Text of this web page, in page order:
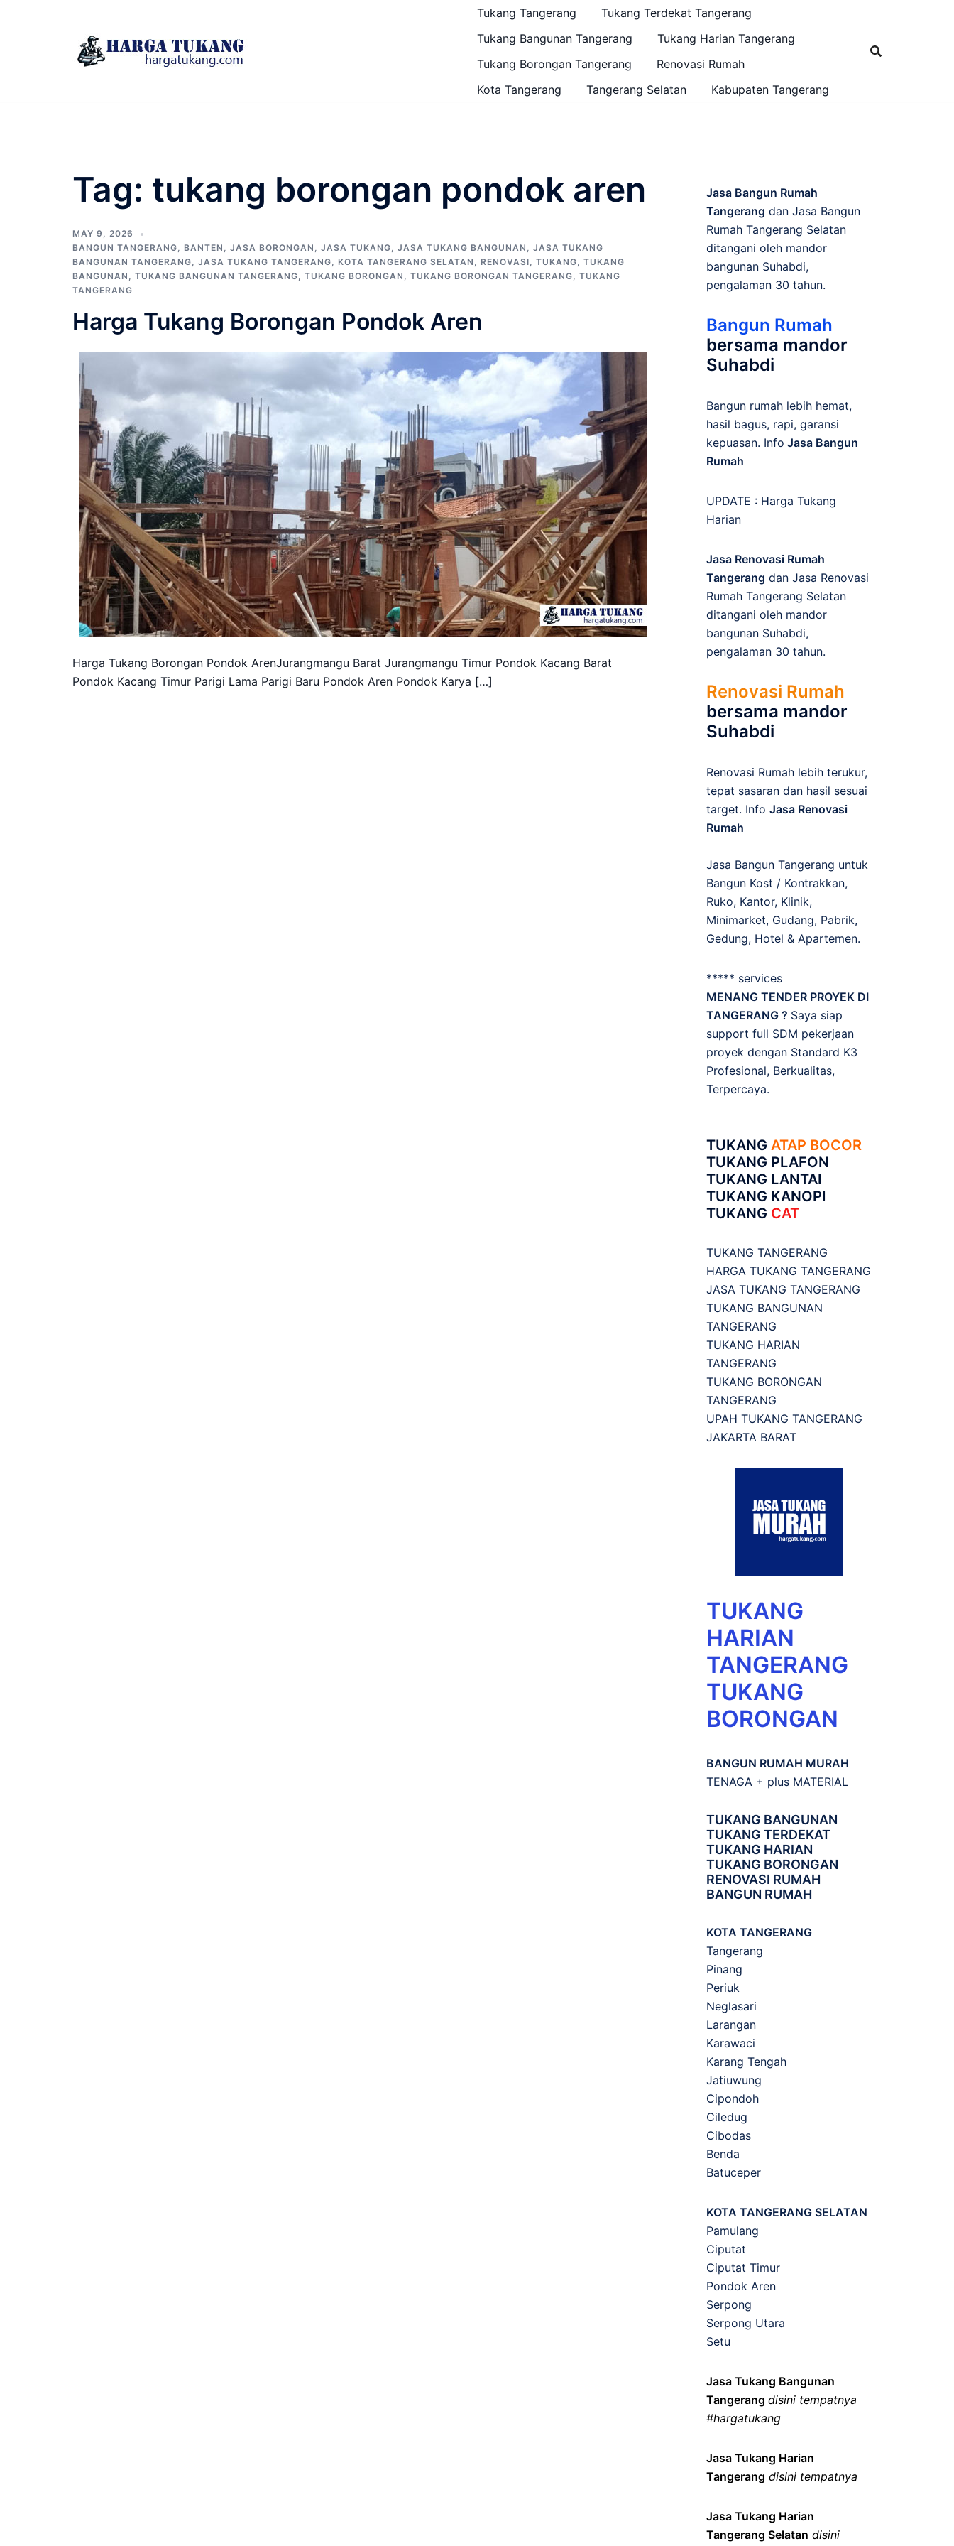
Tukang Tangerang
Tukang Terdekat Tangerang
Tukang Bangunan Tangerang
Tukang Harian Tangerang
Tukang Borongan Tangerang
Renovasi Rumah
Kota Tangerang
Tangerang Selatan Kabupaten Tangerang
Tag: tukang borongan pondok aren
MAY 9, 2026
BANGUN TANGERANG, BANTEN , JASA BORONGAN , JASA TUKANG, JASA TUKANG BANGUNAN , JASA TUKANG
BANGUNAN TANGERANG, JASA TUKANG TANGERANG, KOTA TANGERANG SELATAN , RENOVASI, TUKANG, TUKANG
BANGUNAN , TUKANG BANGUNAN TANGERANG, TUKANG BORONGAN , TUKANG BORONGAN TANGERANG, TUKANG
TANGERANG
Harga Tukang Borongan Pondok Aren
Harga Tukang Borongan Pondok ArenJurangmangu Barat Jurangmangu Timur Pondok Kacang Barat
Pondok Kacang Timur Parigi Lama Parigi Baru Pondok Aren Pondok Karya […]
Jasa Bangun Rumah
Tangerang dan Jasa Bangun
Rumah Tangerang Selatan
ditangani oleh mandor
bangunan Suhabdi,
pengalaman 30 tahun.
Bangun Rumah
bersama mandor
Suhabdi
Bangun rumah lebih hemat,
hasil bagus, rapi, garansi
kepuasan. Info Jasa Bangun
Rumah
UPDATE : Harga Tukang
Harian
Jasa Renovasi Rumah
Tangerang dan Jasa Renovasi
Rumah Tangerang Selatan
ditangani oleh mandor
bangunan Suhabdi,
pengalaman 30 tahun.
Renovasi Rumah
bersama mandor
Suhabdi
Renovasi Rumah lebih terukur,
tepat sasaran dan hasil sesuai
target. Info Jasa Renovasi
Rumah
Jasa Bangun Tangerang untuk
Bangun Kost / Kontrakkan,
Ruko, Kantor, Klinik,
Minimarket, Gudang, Pabrik,
Gedung, Hotel & Apartemen.
***** services
MENANG TENDER PROYEK DI
TANGERANG ? Saya siap
support full SDM pekerjaan
proyek dengan Standard K3
Profesional, Berkualitas,
Terpercaya.
TUKANG ATAP BOCOR
TUKANG PLAFON
TUKANG LANTAI
TUKANG KANOPI
TUKANG CAT
TUKANG TANGERANG
HARGA TUKANG TANGERANG
JASA TUKANG TANGERANG
TUKANG BANGUNAN
TANGERANG
TUKANG HARIAN
TANGERANG
TUKANG BORONGAN
TANGERANG
UPAH TUKANG TANGERANG
JAKARTA BARAT
TUKANG
HARIAN
TANGERANG
TUKANG
BORONGAN
BANGUN RUMAH MURAH
TENAGA + plus MATERIAL
TUKANG BANGUNAN
TUKANG TERDEKAT
TUKANG HARIAN
TUKANG BORONGAN
RENOVASI RUMAH
BANGUN RUMAH
KOTA TANGERANG
Tangerang
Pinang
Periuk
Neglasari
Larangan
Karawaci
Karang Tengah
Jatiuwung
Cipondoh
Ciledug
Cibodas
Benda
Batuceper
KOTA TANGERANG SELATAN
Pamulang
Ciputat
Ciputat Timur
Pondok Aren
Serpong
Serpong Utara
Setu
Jasa Tukang Bangunan
Tangerang disini tempatnya
#hargatukang
Jasa Tukang Harian
Tangerang disini tempatnya
Jasa Tukang Harian
Tangerang Selatan disini